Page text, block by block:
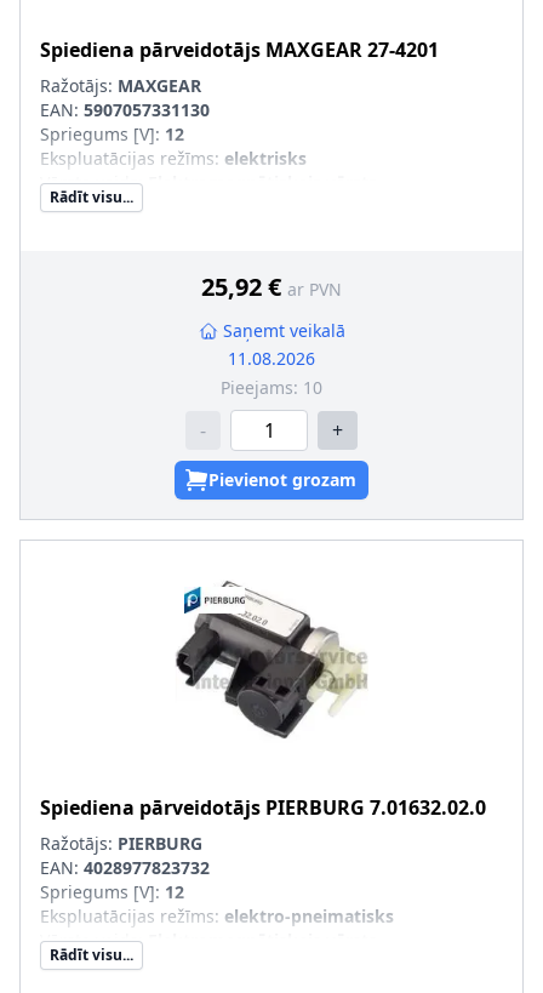
Spiediena pārveidotājs MAXGEAR27-4201
Ražotājs: MAXGEAR
EAN: 5907057331130
Spriegums [V]: 12
Ekspluatācijas režīms: elektrisks
Vārsta veids:
Rādīt visu...
25,92 € ar PVN
Saņemt veikalā
11.08.2026
Pieejams: 10
- +
Pievienot grozam
Spiediena pārveidotājs PIERBURG 7.01632.02.0
Ražotājs: PIERBURG
EAN: 4028977823732
Spriegums [V]: 12
Ekspluatācijas režīms: elektro-pneimatisks
Vārsta veids:
Rādīt visu...